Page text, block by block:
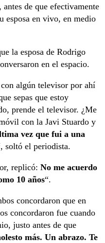
de que efectivamente
esposa en vivo, en medio
la esposa de Rodrigo
en el espacio.
algún televisor por ahí
sepas que estoy
prende el televisor. ¿Me
con la Javi Stuardo y
vez que fui a una
soltó el periodista.
replicó: No me acuerdo
10 años“.
concordaron que en
concordaron fue cuando
justo antes de que
más. Un abrazo. Te